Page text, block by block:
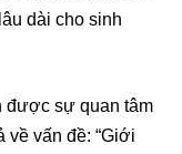
dài cho sinh
được sự quan tâm
về vấn đề: “Giới